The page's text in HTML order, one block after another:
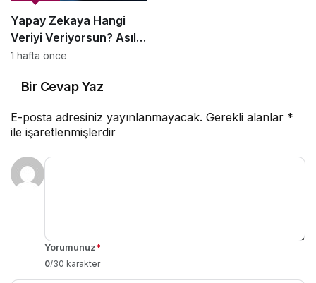
Yapay Zekaya Hangi
Veriyi Veriyorsun? Asıl
Risk Ürettiğin Değil,
1 hafta önce
Bir Cevap Yaz
E-posta adresiniz yayınlanmayacak. Gerekli alanlar *
ile işaretlenmişlerdir
Yorumunuz*
0/30 karakter